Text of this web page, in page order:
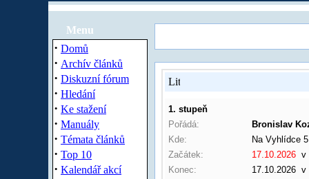
Menu
· Domů
· Archív článků
· Diskuzní fórum
· Hledání
· Ke stažení
· Manuály
· Témata článků
· Top 10
· Kalendář akcí
1. stupeň
Pořádá:
Bronislav
Kde:
Na Vyhlídce
Začátek:
17.10.2026 v
Konec:
17.10.2026 v